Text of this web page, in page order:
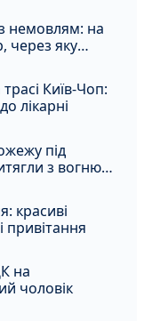
немовлям: на
через яку
Київ-Чоп:
лікарні
під
з вогню
красиві
привітання
на
чоловік